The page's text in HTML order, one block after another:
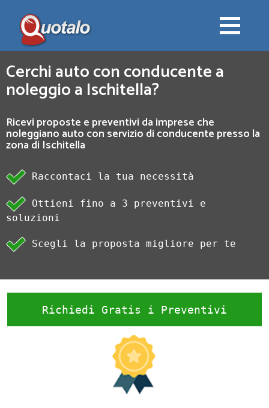
Cerchi auto con conducente a
noleggio a Ischitella?
Ricevi proposte e preventivi da imprese che
noleggiano auto con servizio di conducente presso la
zona di Ischitella
Raccontaci la tua necessità
Ottieni fino a 3 preventivi e
soluzioni
Scegli la proposta migliore per te
Richiedi Gratis i Preventivi